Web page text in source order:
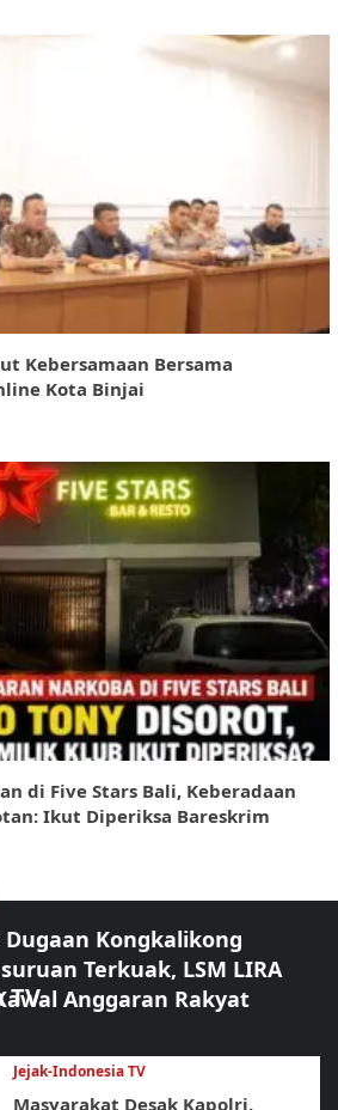
Kebersamaan Bersama
Kota Binjai
di Five Stars Bali, Keberadaan
Ikut Diperiksa Bareskrim
TV
Kongkalikong
Terkuak, LSM LIRA
Anggaran Rakyat
Jejak-Indonesia TV
Masyarakat Desak Kapolri,